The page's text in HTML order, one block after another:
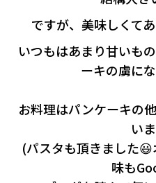
ですが、美味しくて
いつもはあまり甘いも
ーキの虜に
お料理はパンケーキの
い
(パスタも頂きました
味も